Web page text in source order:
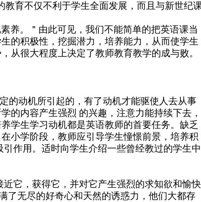
育不仅不利于学生全面发展，而且与新世纪
养。＂由此可见，我们不能简单的把英语课当
的积极性，挖掘潜力，培养能力，从而使学生
很大程度上决定了教师教育教学的成与败。
的动机所引起的，有了动机才能驱使人去从事
的内容产生强烈 的兴趣，注意力能持续下去，
学生学习动机都是英语教师的首要任务。缺乏
在小学阶段，教师应引导学生憧憬前景，培养积
作用。适时向学生介绍一些曾经教过的学生中
它，获得它，并对它产生强烈的求知欲和愉快
了无尽的好奇心和天然的诱惑力，他们大都存